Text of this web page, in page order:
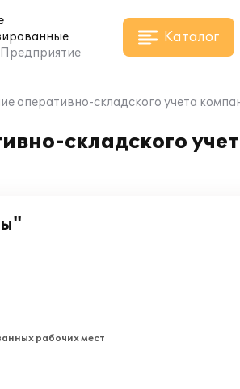
Каталог
оперативно-складского учета
складского
рабочих мест